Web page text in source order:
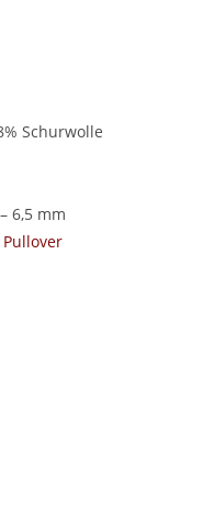
Schurwolle
6,5 mm